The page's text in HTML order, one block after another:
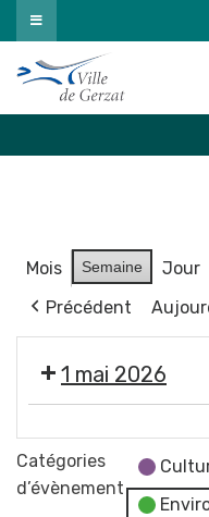
Passer
au
contenu
Mois Semaine
Jour
Précédent
1 mai 2026
des
services
Catégories
d’évènement